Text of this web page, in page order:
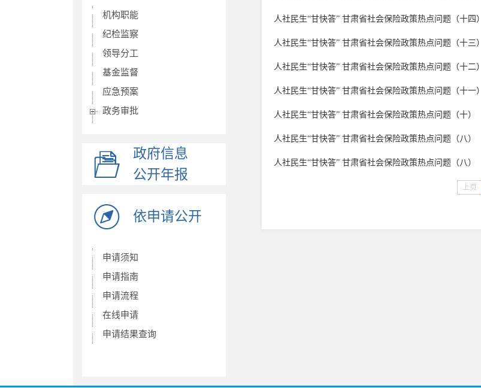
机构职能
纪检监察
领导分工
基金监督
应急预案
政务审批
社保信息披露
社会保险缴费
政协委员提案办理
政府网站工作年报
养老保险
稳岗就业
政府信息
公开年报
依申请公开
申请须知
申请指南
申请流程
在线申请
申请结果查询
人社民生“甘快答” 甘肃省社会保险政策热点问题（十四）
人社民生“甘快答” 甘肃省社会保险政策热点问题（十三）
人社民生“甘快答” 甘肃省社会保险政策热点问题（十二）
人社民生“甘快答” 甘肃省社会保险政策热点问题（十一）
人社民生“甘快答” 甘肃省社会保险政策热点问题（十）
人社民生“甘快答” 甘肃省社会保险政策热点问题（八）
人社民生“甘快答” 甘肃省社会保险政策热点问题（八）
上页